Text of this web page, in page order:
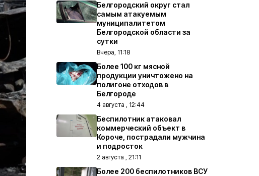
Белгородский округ стал
самым атакуемым
муниципалитетом
Белгородской области за
сутки
Вчера, 11:18
Более 100 кг мясной
продукции уничтожено на
полигоне отходов в
Белгороде
4 августа , 12:44
Беспилотник атаковал
коммерческий объект в
Короче, пострадали мужчина
и подросток
2 августа , 21:11
Более 200 беспилотников ВСУ